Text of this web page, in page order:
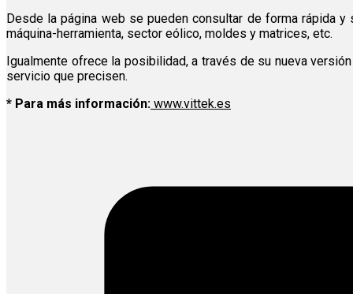
Desde la página web se pueden consultar de forma rápida
máquina-herramienta, sector eólico, moldes y matrices, etc.
Igualmente ofrece la posibilidad, a través de su nueva
servicio que precisen.
* Para más información: www.vittek.es